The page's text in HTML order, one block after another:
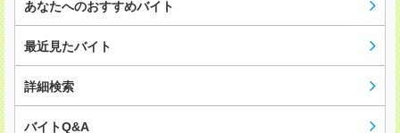
あなたへのおすすめバイト
最近見たバイト
詳細検索
バイトQ&A